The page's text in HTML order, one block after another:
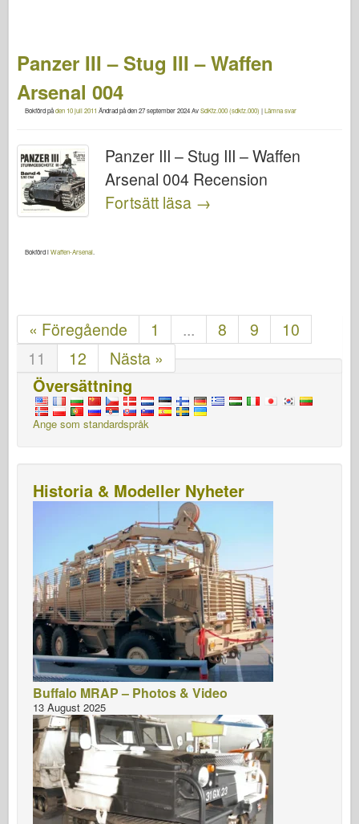
Panzer III – Stug III – Waffen
Arsenal 004
Bokförd påden 10 juli 2011 Ändrad påden 27 september 2024AvSdKfz.000 (sdkfz.000) |Lämna svar
Panzer III – Stug III – Waffen
Arsenal 004 Recension
Fortsätt läsa →
Bokförd iWaffen-Arsenal
« Föregående 1 ... 8 9
10
11
12 Nästa »
Översättning
Ange som standardspråk
Historia & Modeller Nyheter
Buffalo MRAP – Photos & Video
13 August 2025